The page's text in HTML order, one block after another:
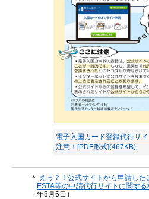
電子入国カード登録代行サ
注意！[PDF形式](467KB)
＊
えっ？！公式サイトから申請した
ESTA等の申請代行サイトに関す
年8月6日）